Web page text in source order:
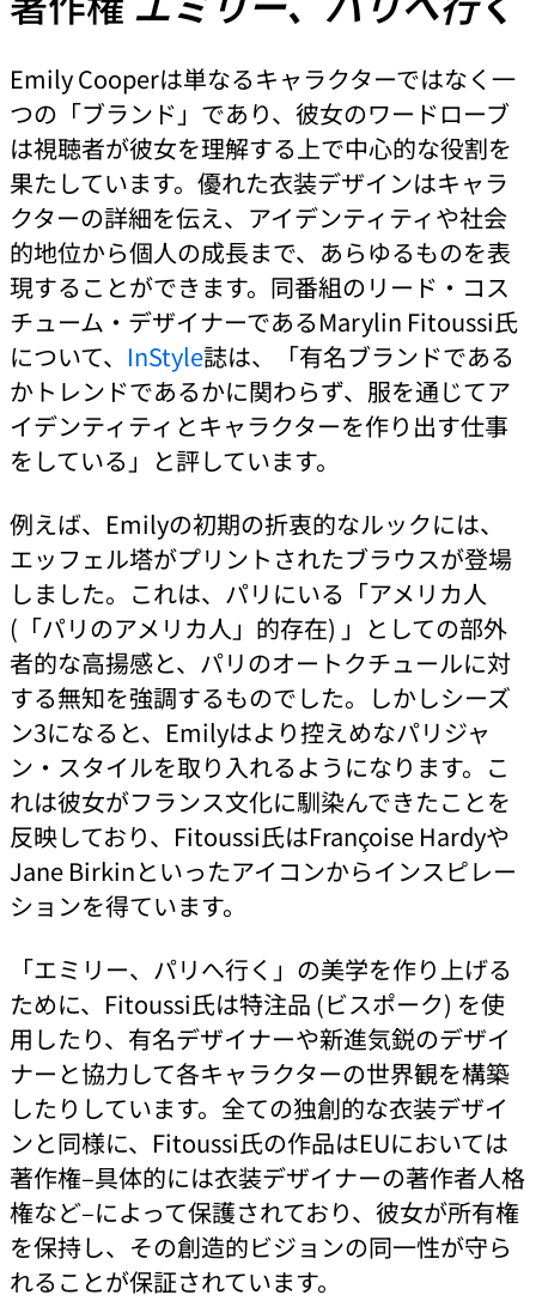
Emily Cooperは単なるキャラクターではなく一
つの「ブランド」であり、彼女のワードローブ
は視聴者が彼女を理解する上で中心的な役割を
果たしています。優れた衣装デザインはキャラ
クターの詳細を伝え、アイデンティティや社会
的地位から個人の成長まで、あらゆるものを表
現することができます。同番組のリード・コス
チューム・デザイナーであるMarylin Fitoussi氏
について、 InStyle誌は、「有名ブランドである
かトレンドであるかに関わらず、服を通じてア
イデンティティとキャラクターを作り出す仕事
をしている」と評しています。
例えば、Emilyの初期の折衷的なルックには、
エッフェル塔がプリントされたブラウスが登場
しました。これは、パリにいる「アメリカ人
(「パリのアメリカ人」的存在) 」としての部外
者的な高揚感と、パリのオートクチュールに対
する無知を強調するものでした。しかしシーズ
ン3になると、Emilyはより控えめなパリジャ
ン・スタイルを取り入れるようになります。こ
れは彼女がフランス文化に馴染んできたことを
反映しており、Fitoussi氏はFrançoise Hardyや
Jane Birkinといったアイコンからインスピレー
ションを得ています。
「エミリー、パリへ行く」の美学を作り上げる
ために、Fitoussi氏は特注品 (ビスポーク) を使
用したり、有名デザイナーや新進気鋭のデザイ
ナーと協力して各キャラクターの世界観を構築
したりしています。全ての独創的な衣装デザイ
ンと同様に、Fitoussi氏の作品はEUにおいては
著作権–具体的には衣装デザイナーの著作者人格
権など–によって保護されており、彼女が所有権
を保持し、その創造的ビジョンの同一性が守ら
れることが保証されています。